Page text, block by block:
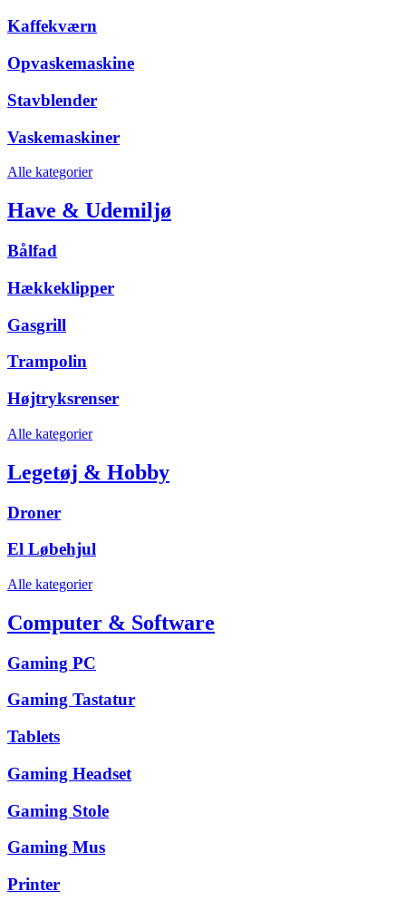
Kaffekværn
Opvaskemaskine
Stavblender
Vaskemaskiner
Alle kategorier
Have & Udemiljø
Bålfad
Hækkeklipper
Gasgrill
Trampolin
Højtryksrenser
Alle kategorier
Legetøj & Hobby
Droner
El Løbehjul
Alle kategorier
Computer & Software
Gaming PC
Gaming Tastatur
Tablets
Gaming Headset
Gaming Stole
Gaming Mus
Printer